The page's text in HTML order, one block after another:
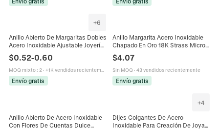
+6
Anillo Abierto De Margaritas Dobles
Acero Inoxidable Ajustable Joyería
De Moda Minimalista Para Mujeres
$0.52-0.60
MOQ mixto: 2· +1K vendidos recientemente
Envío gratis
Anillo Margarita Acero Inoxidable
Chapado En Oro 18K Strass Micro
Pavé Floral Retro Elegante Joyería
Para Mujeres Moda
$4.07
Sin MOQ · 43 vendidos recientemente
Envío gratis
Anillo Abierto De Acero Inoxidable
Con Flores De Cuentas Dulce
+4
Dijes Colgantes De Acero
Inoxidable Para Creación De Joyas